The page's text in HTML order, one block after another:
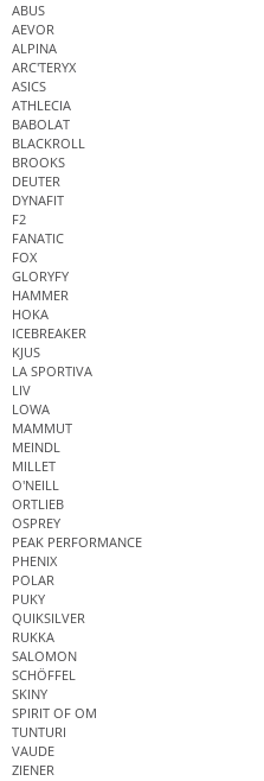
ABUS
AEVOR
ALPINA
ARC'TERYX
ASICS
ATHLECIA
BABOLAT
BLACKROLL
BROOKS
DEUTER
DYNAFIT
F2
FANATIC
FOX
GLORYFY
HAMMER
HOKA
ICEBREAKER
KJUS
LA SPORTIVA
LIV
LOWA
MAMMUT
MEINDL
MILLET
O'NEILL
ORTLIEB
OSPREY
PEAK PERFORMANCE
PHENIX
POLAR
PUKY
QUIKSILVER
RUKKA
SALOMON
SCHÖFFEL
SKINY
SPIRIT OF OM
TUNTURI
VAUDE
ZIENER